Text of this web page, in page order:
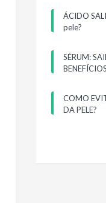
ÁCIDO
pele?
SÉRUM:
COMO
DA PELE?